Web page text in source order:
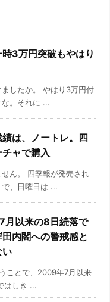
3万円突破もやはり
したか。 やはり3万円付
。それに ...
は、ノートレ。四
ャで購入
ん。 四季報が発売され
、日曜日は ...
月以来の8日続落で
内閣への警戒感と
い
ことで、2009年7月以来
はしき ...